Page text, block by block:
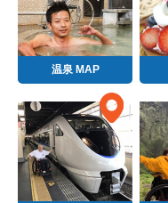
温泉 MAP